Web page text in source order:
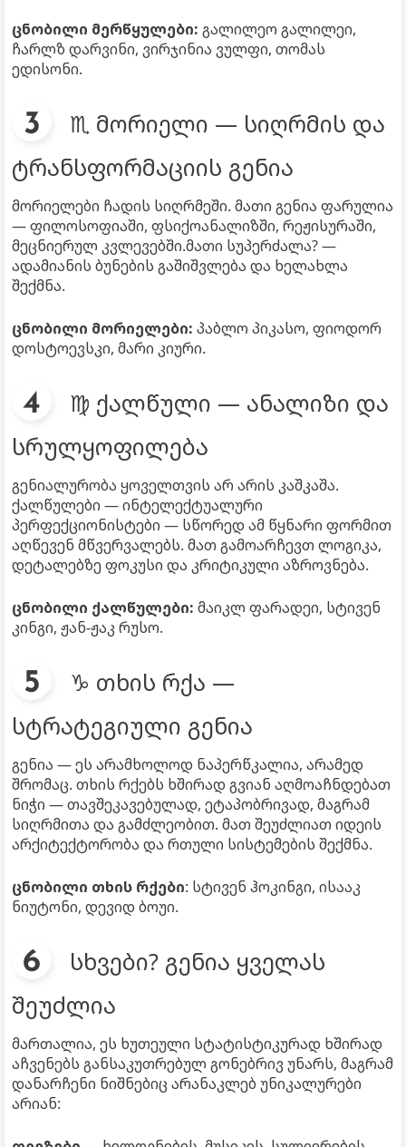
ცნობილი მერწყულები: გალილეო გალილეი,
ჩარლზ დარვინი, ვირჯინია ვულფი, თომას
ედისონი.
♏ მორიელი — სიღრმის და
ტრანსფორმაციის გენია
მორიელები ჩადის სიღრმეში. მათი გენია ფარულია
— ფილოსოფიაში, ფსიქოანალიზში, რეჟისურაში,
მეცნიერულ კვლევებში.მათი სუპერძალა? —
ადამიანის ბუნების გაშიშვლება და ხელახლა
შექმნა.
ცნობილი მორიელები: პაბლო პიკასო, ფიოდორ
დოსტოევსკი, მარი კიური.
♍ ქალწული — ანალიზი და
სრულყოფილება
გენიალურობა ყოველთვის არ არის კაშკაშა.
ქალწულები — ინტელექტუალური
პერფექციონისტები — სწორედ ამ წყნარი ფორმით
აღწევენ მწვერვალებს. მათ გამოარჩევთ ლოგიკა,
დეტალებზე ფოკუსი და კრიტიკული აზროვნება.
ცნობილი ქალწულები: მაიკლ ფარადეი, სტივენ
კინგი, ჟან-ჟაკ რუსო.
♑ თხის რქა —
სტრატეგიული გენია
გენია — ეს არამხოლოდ ნაპერწკალია, არამედ
შრომაც. თხის რქებს ხშირად გვიან აღმოაჩნდებათ
ნიჭი — თავშეკავებულად, ეტაპობრივად, მაგრამ
სიღრმითა და გამძლეობით. მათ შეუძლიათ იდეის
არქიტექტორობა და რთული სისტემების შექმნა.
ცნობილი თხის რქები: სტივენ ჰოკინგი, ისააკ
ნიუტონი, დევიდ ბოუი.
სხვები? გენია ყველას
შეუძლია
მართალია, ეს ხუთეული სტატისტიკურად ხშირად
აჩვენებს განსაკუთრებულ გონებრივ უნარს, მაგრამ
დანარჩენი ნიშნებიც არანაკლებ უნიკალურები
არიან: